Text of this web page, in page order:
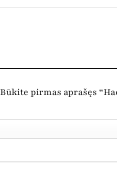
Būkite pirmas aprašęs